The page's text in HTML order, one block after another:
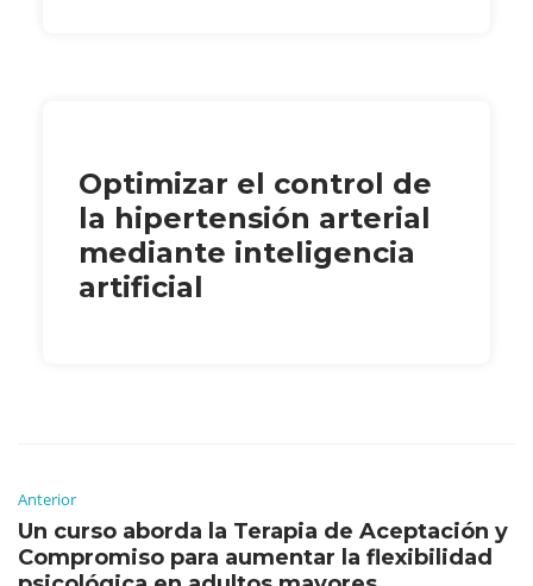
Optimizar el control de
la hipertensión arterial
mediante inteligencia
artificial
Anterior
Un curso aborda la Terapia de Aceptación y
Compromiso para aumentar la flexibilidad